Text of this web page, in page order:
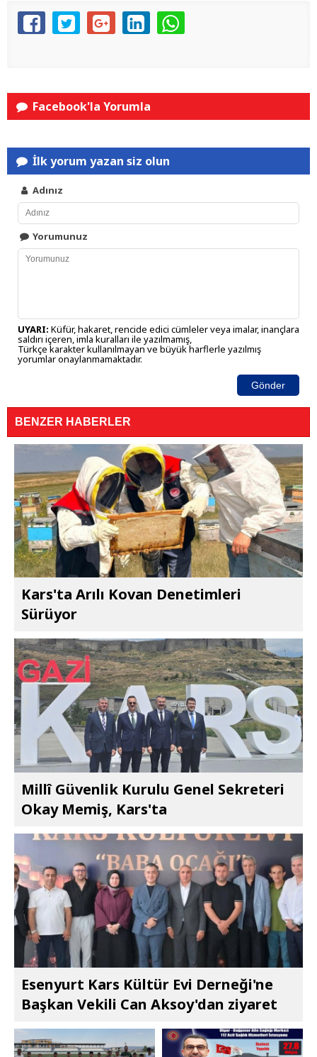
Facebook'la Yorumla
İlk yorum yazan siz olun
Adınız
Yorumunuz
UYARI: Küfür, hakaret, rencide edici cümleler veya imalar, inançlara
saldırı içeren, imla kuralları ile yazılmamış,
Türkçe karakter kullanılmayan ve büyük harflerle yazılmış
yorumlar onaylanmamaktadır.
Gönder
BENZER HABERLER
Kars'ta Arılı Kovan Denetimleri
Sürüyor
Millî Güvenlik Kurulu Genel Sekreteri
Okay Memiş, Kars'ta
Esenyurt Kars Kültür Evi Derneği'ne
Başkan Vekili Can Aksoy'dan ziyaret